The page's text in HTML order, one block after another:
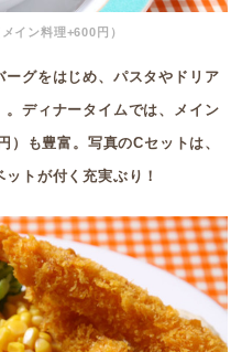
イン料理+600円）
グをはじめ、パスタやドリア
ディナータイムでは、メイン
も豊富。写真のCセットは、
トが付く充実ぶり！